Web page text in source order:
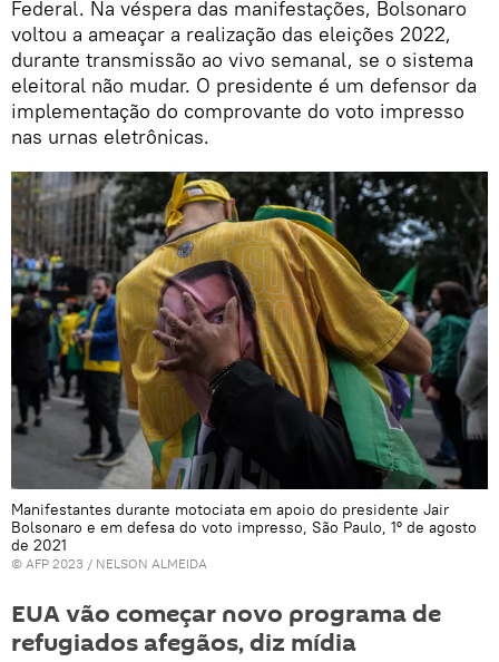
Federal. Na véspera das manifestações, Bolsonaro
voltou a ameaçar a realização das eleições 2022,
durante transmissão ao vivo semanal, se o sistema
eleitoral não mudar. O presidente é um defensor da
implementação do comprovante do voto impresso
nas urnas eletrônicas.
Manifestantes durante motociata em apoio do presidente Jair
Bolsonaro e em defesa do voto impresso, São Paulo, 1º de agosto
de 2021
© AFP 2023 / NELSON ALMEIDA
EUA vão começar novo programa de
refugiados afegãos, diz mídia